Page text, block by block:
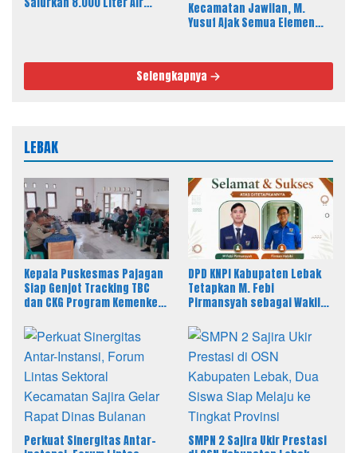
Kecamatan Jawilan, M.
Yusuf Ajak Semua Elemen
Selengkapnya
LEBAK
Kepala Puskesmas Pajagan
Siap Genjot Tracking TBC
dan CKG Program Kemenkes
DPD KNPI Kabupaten Lebak
Tetapkan M. Febi
Pirmansyah sebagai Wakil
Amanah Besar
Perkuat Sinergitas Antar-
SMPN 2 Sajira Ukir Prestasi